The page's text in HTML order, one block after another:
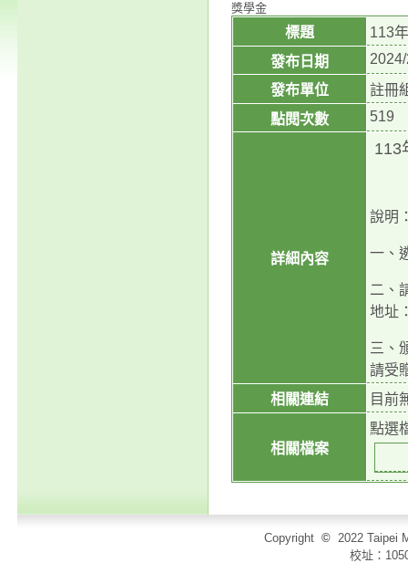
獎學金
標題
113
發布日期
發布單位
註冊
點閱次數
519
詳細內容
113
說明
一、
二、
地址
三、
請受
相關連結
目前
相關檔案
點選
Copyright © 2022 Taipei
校址：